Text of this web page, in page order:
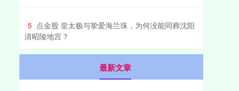
5 ​点金股 皇太极与挚爱海兰珠，为何没能同葬沈阳
清昭陵地宫？
最新文章